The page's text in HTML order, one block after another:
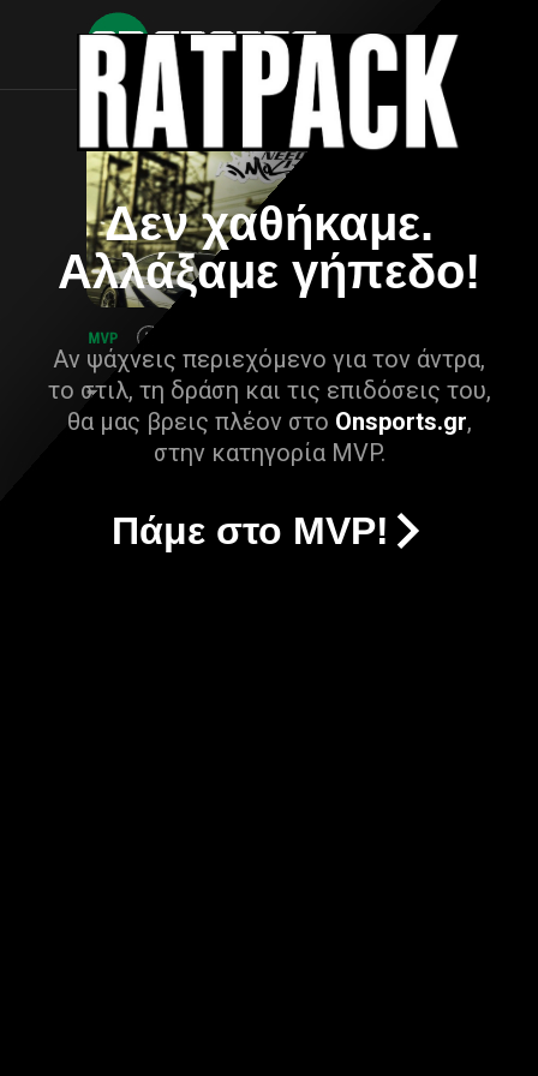
Δεν χαθήκαμε.
Αλλάξαμε γήπεδο!
Αν ψάχνεις περιεχόμενο για τον άντρα,
το στιλ, τη δράση και τις επιδόσεις του,
θα μας βρεις πλέον στο Onsports.gr,
στην κατηγορία MVP.
Πάμε στο MVP!